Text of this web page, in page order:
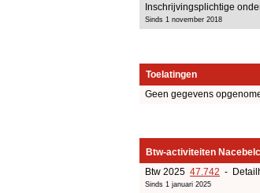
Inschrijvingsplichtige
Sinds 1 november 2018
Toelatingen
Geen gegevens
Btw-activiteiten
Btw 2025 47.742 -
Sinds 1 januari 2025